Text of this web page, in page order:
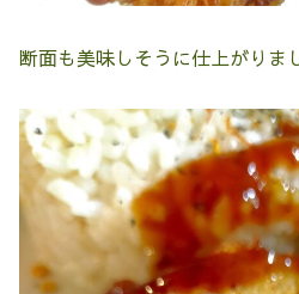
断面も美味しそうに仕上がりま